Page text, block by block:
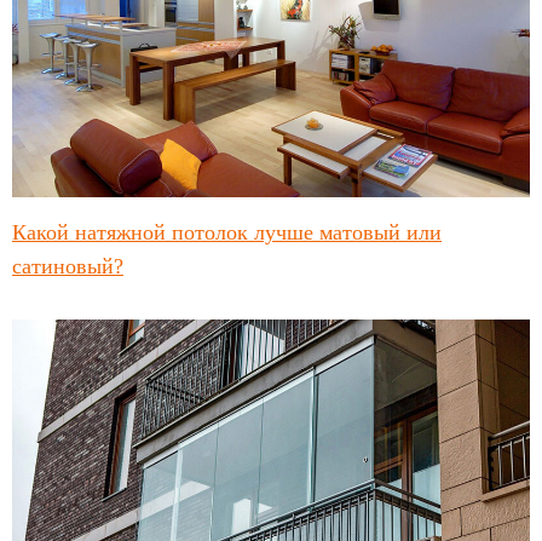
Какой натяжной потолок лучше матовый или
сатиновый?